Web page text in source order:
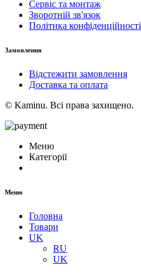
Сервіс та монтаж
Зворотній зв'язок
Політика конфіденційності
Замовлення
Відстежити замовлення
Доставка та оплата
© Kaminu. Всі права захищено.
Меню
Категорії
Меню
Головна
Товари
UK
RU
UK